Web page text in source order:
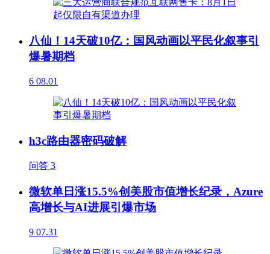
八仙！14天破10亿：国风动画以平民化叙事引
爆暑期档
6 08.01
h3c路由器密码破解
问答 3
微软单日涨15.5%创美股市值增长纪录，Azure
高增长与AI进展引爆市场
9 07.31